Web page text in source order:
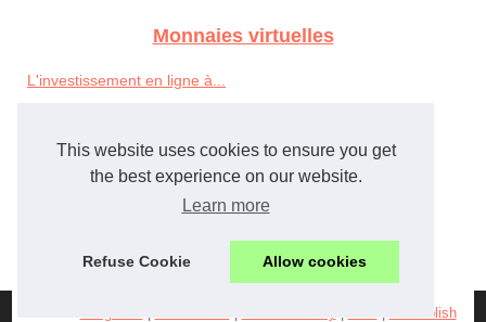
This website uses cookies to ensure you get
the best experience on our website.
Learn more
Refuse Cookie Allow cookies
Monnaies virtuelles
L'investissement en ligne à...
Prévention aux fraudes sur...
eZ Publish